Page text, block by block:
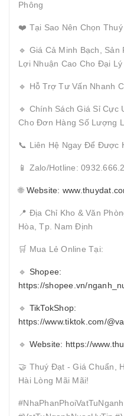
Phông
❤️ Tại Sao Nên Chọn
🔹 Giá Cả Minh Bạch,
Lợi Nhuận Cao Cho Đại Lý
🔹 Hỗ Trợ Tư Vấn Nhanh
🔹 Chính Sách Giá Sỉ
Cho Đơn Hàng Số Lượng
📞 Liên Hệ Ngay Để Được
📱 Zalo/Hotline:
🌐 Website:
📍 Địa Chỉ Kho & Văn
Hòa, Tp. Nam Định
🛒 Mua Lẻ Online Tại:
🔹 Shopee:
https://shopee.vn/
🔹 TikTokShop:
https://www.tiktok.com/
🔹 Website: https://
🤝 Thuý Đạt - Giá Chuẩn,
Hài Lòng Mãi Mãi!